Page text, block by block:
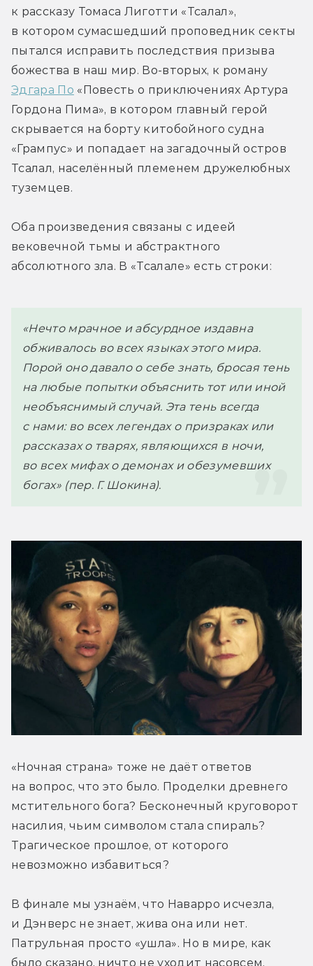
к рассказу Томаса Лиготти «Тсалал»,
в котором сумасшедший проповедник секты
пытался исправить последствия призыва
Эдгара По «Повесть о приключениях Артура
Гордона Пима», в котором главный герой
скрывается на борту китобойного судна
«Грампус» и попадает на загадочный остров
Тсалал, населённый племенем дружелюбных
туземцев.
Оба произведения связаны с идеей
вековечной тьмы и абстрактного
абсолютного зла. В «Тсалале» есть строки:
«Нечто мрачное и абсурдное издавна
обживалось во всех языках этого мира.
Порой оно давало о себе знать, бросая тень
на любые попытки объяснить тот или иной
необъяснимый случай. Эта тень всегда
с нами: во всех легендах о призраках или
рассказах о тварях, являющихся в ночи,
во всех мифах о демонах и обезумевших
богах» (пер. Г. Шокина).
«Ночная страна» тоже не даёт ответов
на вопрос, что это было. Проделки древнего
мстительного бога? Бесконечный круговорот
насилия, чьим символом стала спираль?
Трагическое прошлое, от которого
невозможно избавиться?
В финале мы узнаём, что Наварро исчезла,
и Дэнверс не знает, жива она или нет.
Патрульная просто «ушла». Но в мире, как
было сказано, ничто не уходит насовсем.